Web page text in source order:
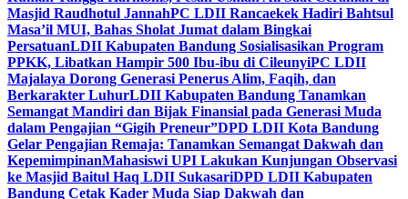
Masjid Raudhotul JannahPC LDII Rancaekek Hadiri Bahtsul
Masa’il MUI, Bahas Sholat Jumat dalam Bingkai
PersatuanLDII Kabupaten Bandung Sosialisasikan Program
PPKK, Libatkan Hampir 500 Ibu-ibu di CileunyiPC LDII
Majalaya Dorong Generasi Penerus Alim, Faqih, dan
Berkarakter LuhurLDII Kabupaten Bandung Tanamkan
Semangat Mandiri dan Bijak Finansial pada Generasi Muda
dalam Pengajian “Gigih Preneur”DPD LDII Kota Bandung
Gelar Pengajian Remaja: Tanamkan Semangat Dakwah dan
KepemimpinanMahasiswi UPI Lakukan Kunjungan Observasi
ke Masjid Baitul Haq LDII SukasariDPD LDII Kabupaten
Bandung Cetak Kader Muda Siap Dakwah dan